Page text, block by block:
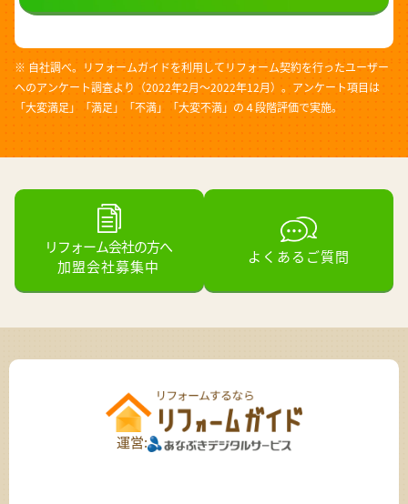
※ 自社調べ。リフォームガイドを利用してリフォーム契約を行ったユーザー
へのアンケート調査より（2022年2月～2022年12月）。アンケート項目は
「大変満足」「満足」「不満」「大変不満」の４段階評価で実施。
リフォーム会社の方へ
加盟会社募集中
よくあるご質問
運営: